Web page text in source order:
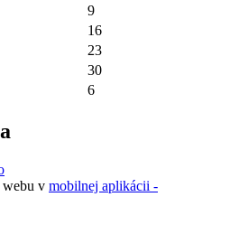
9
16
23
30
6
webu v mobilnej aplikácii -